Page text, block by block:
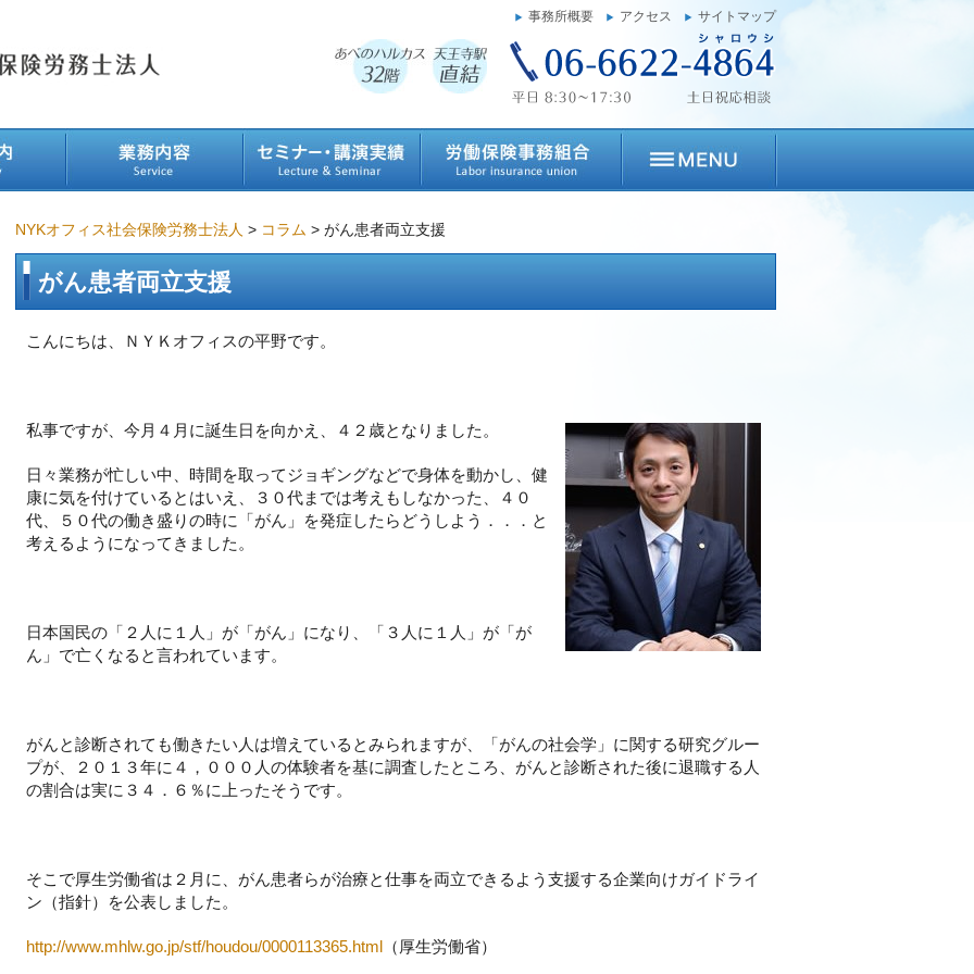
サイトマップ
アクセス
事務所概要
NYKオフィス社会保険労務士法人 > コラム > がん患者両立支援
がん患者両立支援
こんにちは、ＮＹＫオフィスの平野です。
私事ですが、今月４月に誕生日を向かえ、４２歳となりました。
日々業務が忙しい中、時間を取ってジョギングなどで身体を動かし、健
康に気を付けているとはいえ、３０代までは考えもしなかった、４０
代、５０代の働き盛りの時に「がん」を発症したらどうしよう．．．と
考えるようになってきました。
日本国民の「２人に１人」が「がん」になり、「３人に１人」が「が
ん」で亡くなると言われています。
がんと診断されても働きたい人は増えているとみられますが、「がんの社会学」に関する研究グルー
プが、２０１３年に４，０００人の体験者を基に調査したところ、がんと診断された後に退職する人
の割合は実に３４．６％に上ったそうです。
そこで厚生労働省は２月に、がん患者らが治療と仕事を両立できるよう支援する企業向けガイドライ
ン（指針）を公表しました。
http://www.mhlw.go.jp/stf/houdou/0000113365.html （厚生労働省）